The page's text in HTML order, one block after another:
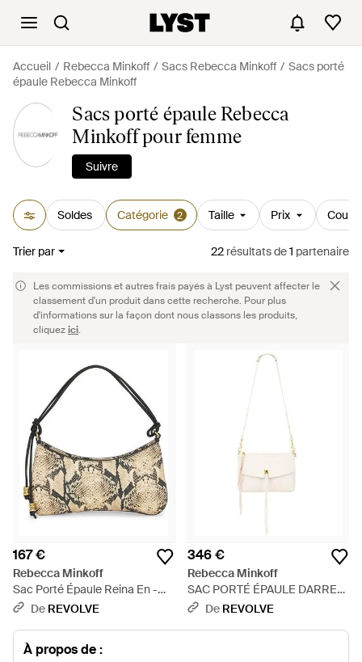
Accueil Rebecca Minkoff Sacs Rebecca Minkoff
Sacs porté
épaule Rebecca Minkoff
Sacs porté épaule Rebecca
Minkoff pour femme
Suivre
Soldes Catégorie 2 Taille Prix
Trier par 22 résultatsde1 partenaire
Les commissions et autres frais payés à Lyst peuvent affecter le
classement d'un produit dans cette recherche. Pour plus
d'informations sur la façon dont nous classons les produits,
cliquezici.
167 €
Rebecca Minkoff
Sac Porté Épaule Reina En -
Blanc
De REVOLVE
346 €
Rebecca Minkoff
SAC PORTÉ ÉPAULE DARREN
en Ivory. - Blanc
De REVOLVE
À propos de :